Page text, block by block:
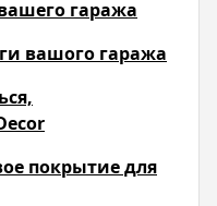
гаража
вашого гаража
покрытие для